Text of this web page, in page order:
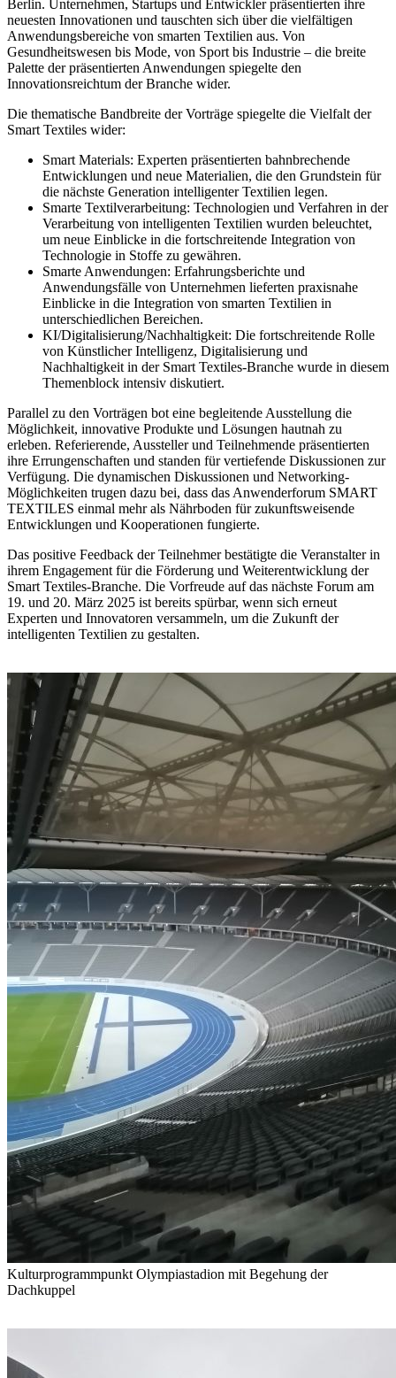
Berlin. Unternehmen, Startups und Entwickler präsentierten ihre
neuesten Innovationen und tauschten sich über die vielfältigen
Anwendungsbereiche von smarten Textilien aus. Von
Gesundheitswesen bis Mode, von Sport bis Industrie – die breite
Palette der präsentierten Anwendungen spiegelte den
Innovationsreichtum der Branche wider.
Die thematische Bandbreite der Vorträge spiegelte die Vielfalt der
Smart Textiles wider:
Smart Materials: Experten präsentierten bahnbrechende
Entwicklungen und neue Materialien, die den Grundstein für
die nächste Generation intelligenter Textilien legen.
Smarte Textilverarbeitung: Technologien und Verfahren in der
Verarbeitung von intelligenten Textilien wurden beleuchtet,
um neue Einblicke in die fortschreitende Integration von
Technologie in Stoffe zu gewähren.
Smarte Anwendungen: Erfahrungsberichte und
Anwendungsfälle von Unternehmen lieferten praxisnahe
Einblicke in die Integration von smarten Textilien in
unterschiedlichen Bereichen.
KI/Digitalisierung/Nachhaltigkeit: Die fortschreitende Rolle
von Künstlicher Intelligenz, Digitalisierung und
Nachhaltigkeit in der Smart Textiles-Branche wurde in diesem
Themenblock intensiv diskutiert.
Parallel zu den Vorträgen bot eine begleitende Ausstellung die
Möglichkeit, innovative Produkte und Lösungen hautnah zu
erleben. Referierende, Aussteller und Teilnehmende präsentierten
ihre Errungenschaften und standen für vertiefende Diskussionen zur
Verfügung. Die dynamischen Diskussionen und Networking-
Möglichkeiten trugen dazu bei, dass das Anwenderforum SMART
TEXTILES einmal mehr als Nährboden für zukunftsweisende
Entwicklungen und Kooperationen fungierte.
Das positive Feedback der Teilnehmer bestätigte die Veranstalter in
ihrem Engagement für die Förderung und Weiterentwicklung der
Smart Textiles-Branche. Die Vorfreude auf das nächste Forum am
19. und 20. März 2025 ist bereits spürbar, wenn sich erneut
Experten und Innovatoren versammeln, um die Zukunft der
intelligenten Textilien zu gestalten.
Kulturprogrammpunkt Olympiastadion mit Begehung der
Dachkuppel